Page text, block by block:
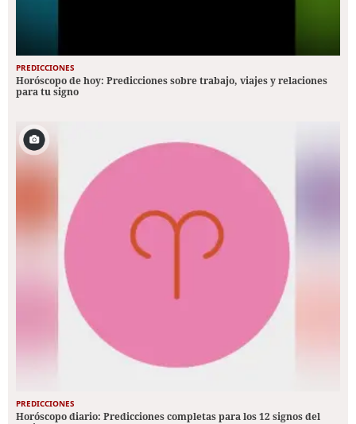
PREDICCIONES
Horóscopo de hoy: Predicciones sobre trabajo, viajes y relaciones
para tu signo
PREDICCIONES
Horóscopo diario: Predicciones completas para los 12 signos del